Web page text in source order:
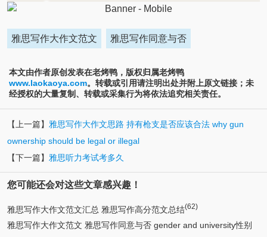
雅思写作大作文范文 雅思写作同意与否
本文由作者原创发表在老烤鸭，版权归属老烤鸭
www.laokaoya.com。转载或引用请注明出处并附上原文链接；未
经授权的大量复制、转载或采集行为将依法追究相关责任。
【上一篇】 雅思写作大作文思路 持有枪支是否应该合法 why gun
ownership should be legal or illegal
【下一篇】 雅思听力考试考多久
您可能还会对这些文章感兴趣！
雅思写作大作文范文汇总 雅思写作高分范文总结(62)
雅思写作大作文范文 雅思写作同意与否 gender and university性别